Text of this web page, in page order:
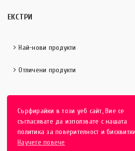
Сърфирайки в този уеб сайт, Вие се
съгласявате да използвате с нашата
политика за поверителност и
Научете повече
ЕКСТРИ
Най-нови продукти
Отличени продукти
HobbyEver.com© 2016-2025 -